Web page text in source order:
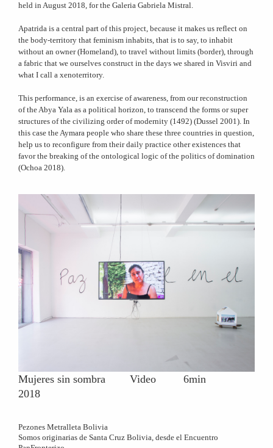
held in August 2018, for the Galeria Gabriela Mistral.
Apatrida is a central part of this project, because it makes us reflect on
the body-territory that feminism inhabits, that is to say, to inhabit
without an owner (Homeland), to travel without limits (border), through
a fabric that we ourselves construct in the days we shared in Visviri and
what I call a xenoterritory.
This performance, is an exercise of awareness, from our reconstruction
of the Abya Yala as a political horizon, to transcend the forms or super
structures of the civilizing order of modernity (1492) (Dussel 2001). In
this case the Aymara people who share these three countries in question,
help us to reconfigure from their daily practice other existences that
favor the breaking of the ontological logic of the politics of domination
(Ochoa 2018).
Mujeres sin sombra Video 6min
2018
Pezones Metralleta Bolivia
Somos originarias de Santa Cruz Bolivia, desde el Encuentro